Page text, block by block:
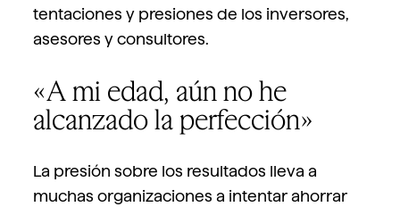
tentaciones y presiones de los inversores,
asesores y consultores.
«A mi edad, aún no he
alcanzado la perfección»
La presión sobre los resultados lleva a
muchas organizaciones a intentar ahorrar